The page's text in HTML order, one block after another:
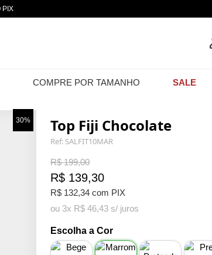
COMPRE POR TAMANHO SALE
30% Top Fiji Chocolate
Ref: SALFIT10MAR
R$ 199,00
R$ 139,30
R$ 132,34 com PIX
ou 3x R$ 46,43 s/ juros
Escolha a Cor